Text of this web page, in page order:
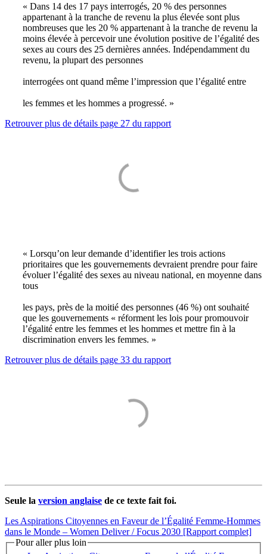
« Dans 14 des 17 pays interrogés, 20 % des personnes
appartenant à la tranche de revenu la plus élevée sont plus
nombreuses que les 20 % appartenant à la tranche de revenu la
moins élevée à percevoir une évolution positive de l’égalité des
sexes au cours des 25 dernières années. Indépendamment du
revenu, la plupart des personnes
interrogées ont quand même l’impression que l’égalité entre
les femmes et les hommes a progressé. »
Retrouver plus de détails page 27 du rapport
« Lorsqu’on leur demande d’identifier les trois actions
prioritaires que les gouvernements devraient prendre pour faire
évoluer l’égalité des sexes au niveau national, en moyenne dans
tous
les pays, près de la moitié des personnes (46 %) ont souhaité
que les gouvernements « réforment les lois pour promouvoir
l’égalité entre les femmes et les hommes et mettre fin à la
discrimination envers les femmes. »
Retrouver plus de détails page 33 du rapport
Seule la version anglaise de ce texte fait foi.
Les Aspirations Citoyennes en Faveur de l’Égalité Femme-Hommes
dans le Monde – Women Deliver / Focus 2030 [Rapport complet]
Pour aller plus loin